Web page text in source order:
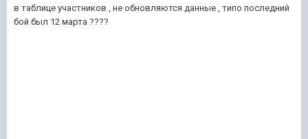
в таблице участников , не обновляются данные , типо последний
бой был 12 марта ????